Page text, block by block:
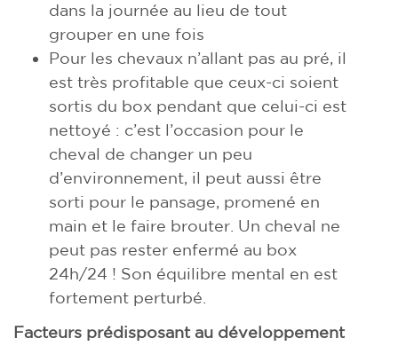
dans la journée au lieu de tout
grouper en une fois
Pour les chevaux n’allant pas au pré, il
est très profitable que ceux-ci soient
sortis du box pendant que celui-ci est
nettoyé : c’est l’occasion pour le
cheval de changer un peu
d’environnement, il peut aussi être
sorti pour le pansage, promené en
main et le faire brouter. Un cheval ne
peut pas rester enfermé au box
24h/24 ! Son équilibre mental en est
fortement perturbé.
Facteurs prédisposant au développement